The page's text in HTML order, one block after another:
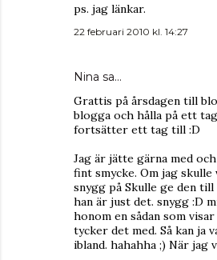
ps. jag länkar.
22 februari 2010 kl. 14:27
Nina sa…
Grattis på årsdagen till
blogga och hålla på ett
fortsätter ett tag till :D
Jag är jätte gärna med
fint smycke. Om jag skulle
snygg på Skulle ge den till
han är just det. snygg :D
honom en sådan som
tycker det med. Så kan ja
ibland. hahahha ;) När jag